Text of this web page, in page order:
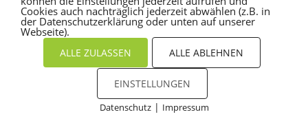
Cookies auch nachträglich jederzeit abwählen (z.B. in
der Datenschutzerklärung oder unten auf unserer
Webseite).
ALLE ZULASSEN ALLE ABLEHNEN
EINSTELLUNGEN
Datenschutz| Impressum